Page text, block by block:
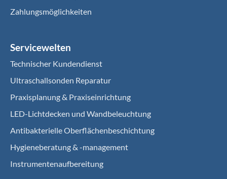
Zahlungsmöglichkeiten
Servicewelten
Technischer Kundendienst
Ultraschallsonden Reparatur
Praxisplanung & Praxiseinrichtung
LED-Lichtdecken und Wandbeleuchtung
Antibakterielle Oberflächenbeschichtung
Hygieneberatung & -management
Instrumentenaufbereitung